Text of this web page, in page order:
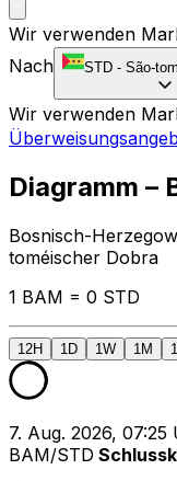
Wir verwenden
Nach
STD - São-
Wir verwenden
Diagramm –
Bosnisch-
toméischer Dobra
1 BAM = 0 STD
12H 1D 1W 1M
7. Aug. 2026,
BAM/STD